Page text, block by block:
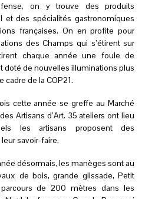
on y trouve des produits
et des spécialités gastronomiques
françaises. On en profite pour
des Champs qui s’étirent sur
chaque année une foule de
doté de nouvelles illuminations plus
cadre de la COP21.
cette année se greffe au Marché
Artisans d’Art. 35 ateliers ont lieu
les artisans proposent des
savoir-faire.
désormais, les manèges sont au
de bois, grande glissade, Petit
de 200 mètres dans les